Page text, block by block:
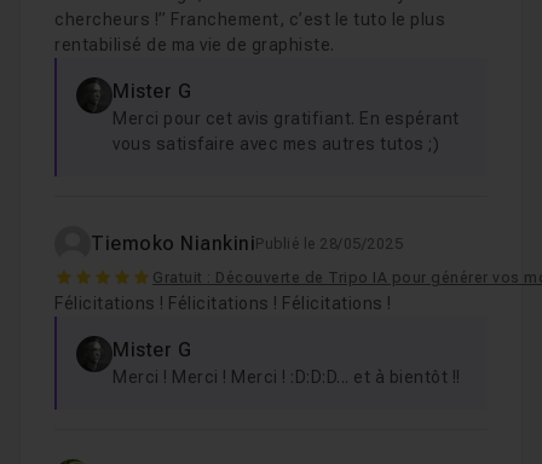
chercheurs !” Franchement, c’est le tuto le plus
rentabilisé de ma vie de graphiste.
Mister G
Merci pour cet avis gratifiant. En espérant
vous satisfaire avec mes autres tutos ;)
Tiemoko Niankini Publié le 28/05/2025
5 Gratuit : Découverte de Tripo IA pour générer vos
Félicitations ! Félicitations ! Félicitations !
Mister G
Merci ! Merci ! Merci ! :D:D:D... et à bientôt !!